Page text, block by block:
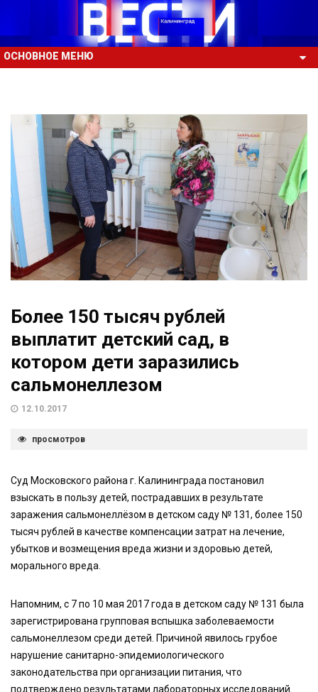
ОСНОВНОЕ МЕНЮ
Более 150 тысяч рублей
выплатит детский сад, в
котором дети заразились
сальмонеллезом
12.10.2017
просмотров
Суд Московского района г. Калининграда постановил
взыскать в пользу детей, пострадавших в результате
заражения сальмонеллёзом в детском саду № 131, более 150
тысяч рублей в качестве компенсации затрат на лечение,
убытков и возмещения вреда жизни и здоровью детей,
морального вреда.
Напомним, с 7 по 10 мая 2017 года в детском саду № 131 была
зарегистрирована групповая вспышка заболеваемости
сальмонеллезом среди детей. Причиной явилось грубое
нарушение санитарно-эпидемиологического
законодательства при организации питания, что
подтверждено результатами лабораторных исследований.